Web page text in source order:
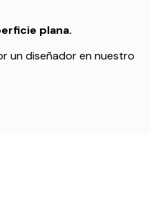
plana.
un diseñador en nuestro